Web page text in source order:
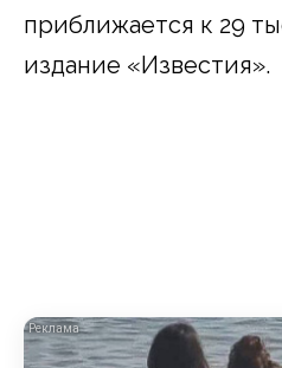
приближается к 29
издание «Известия».